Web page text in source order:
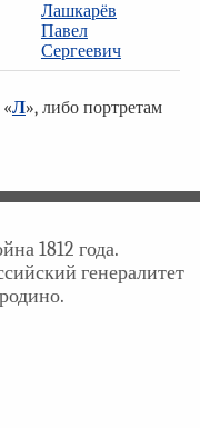
Лашкарёв
Павел
Сергеевич
Л», либо портретам
1812 года.
генералитет